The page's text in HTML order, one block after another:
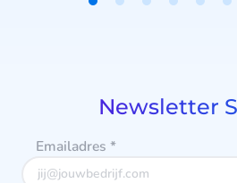
Newsletter
Emailadres *